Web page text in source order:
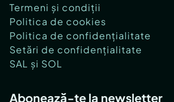
Termeni și condiții
Politica de cookies
Politica de confidențialitate
Setări de confidențialitate
SAL și SOL
Abonează-te la newsletter